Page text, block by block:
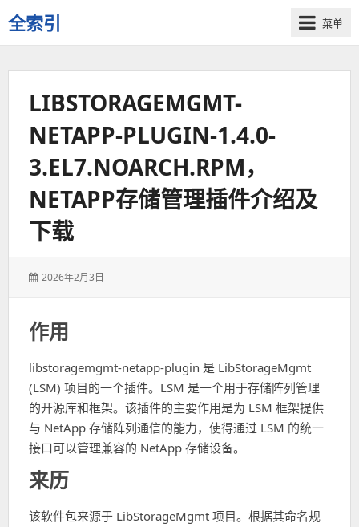
全索引
一
些
菜单
LIBSTORAGEMGMT-
NETAPP-PLUGIN-1.4.0-
3.EL7.NOARCH.RPM，
NETAPP存储管理插件介绍及
下载
发
2026年2月3日
作用
libstoragemgmt-netapp-plugin 是 LibStorageMgmt
(LSM) 项目的一个插件。LSM 是一个用于存储阵列管理
的开源库和框架。该插件的主要作用是为 LSM 框架提供
与 NetApp 存储阵列通信的能力，使得通过 LSM 的统一
接口可以管理兼容的 NetApp 存储设备。
来历
该软件包来源于 LibStorageMgmt 项目。根据其命名规